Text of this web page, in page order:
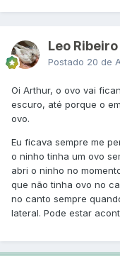
Leo Ribeiro
Postado 20 de
Oi Arthur, o ovo vai
escuro, até porque o
ovo.
Eu ficava sempre me
o ninho tinha um ovo
abri o ninho no
que não tinha ovo no
no canto sempre
lateral. Pode estar